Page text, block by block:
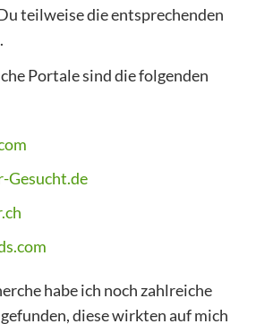
teilweise die entsprechenden
Portale sind die folgenden
Gesucht.de
habe ich noch zahlreiche
diese wirkten auf mich